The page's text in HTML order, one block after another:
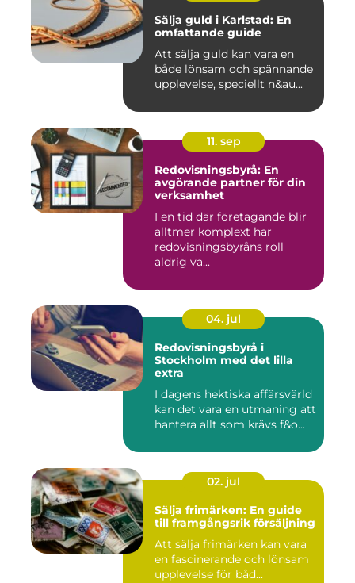
Sälja guld i Karlstad: En
omfattande guide
Att sälja guld kan vara en
både lönsam och spännande
upplevelse, speciellt n&au...
11. sep
Redovisningsbyrå: En
avgörande partner för din
verksamhet
I en tid där företagande blir
alltmer komplext har
redovisningsbyråns roll
aldrig va...
04. jul
Redovisningsbyrå i
Stockholm med det lilla
extra
I dagens hektiska affärsvärld
kan det vara en utmaning att
hantera allt som krävs f&o...
02. jul
Sälja frimärken: En guide
till framgångsrik försäljning
Att sälja frimärken kan vara
en fascinerande och lönsam
upplevelse för båd...